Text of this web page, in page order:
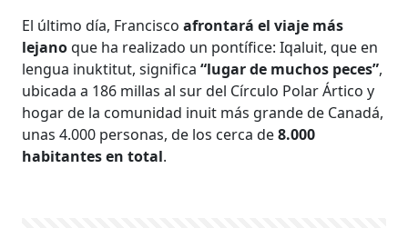
El último día, Franciscoafrontará el viaje más
lejanoque ha realizado un pontífice: Iqaluit, que en
lengua inuktitut, significa“lugar de muchos peces”,
ubicada a 186 millas al sur del Círculo Polar Ártico y
hogar de la comunidad inuit más grande de Canadá,
unas 4.000 personas, de los cerca de8.000
habitantes en total.